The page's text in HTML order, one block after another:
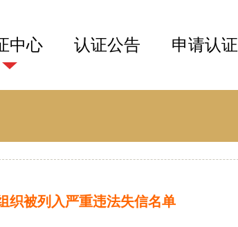
申请认证
认证公告
中心
织被列入严重违法失信名单